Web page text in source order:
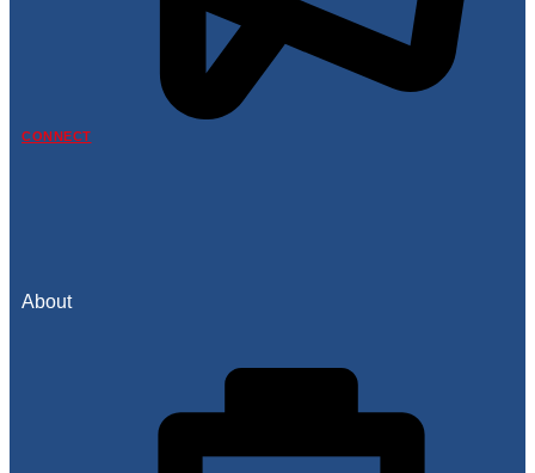
CONNECT
About